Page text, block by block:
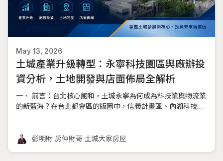
May 13, 2026
土城產業升級轉型：永寧科技園區與廠辦投
資分析，土地開發與店面佈局全解析
一、 前言：台北核心飽和，土城永寧為何成為科技業與物流業
的新藍海？在台北都會區的版圖中，信義計畫區、內湖科技園
用土地極度稀缺的挑戰。企業主與投資者們早已意識到，尋找
彭明財 房仲財哥 土城大家房屋